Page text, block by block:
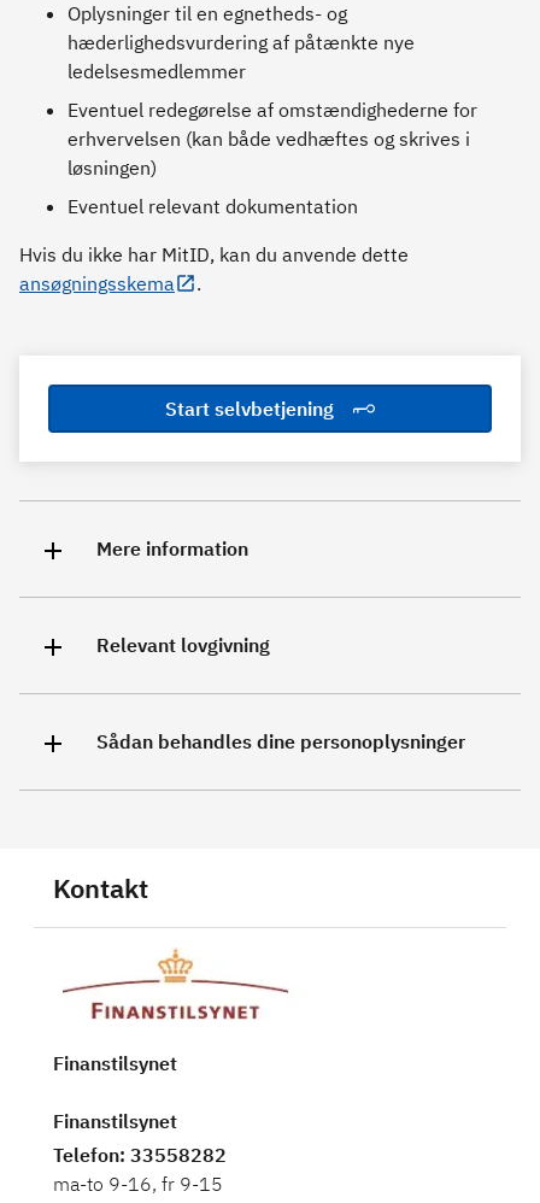
Oplysninger til en egnetheds- og
hæderlighedsvurdering af påtænkte nye
ledelsesmedlemmer
Eventuel redegørelse af omstændighederne for
erhvervelsen (kan både vedhæftes og skrives i
løsningen)
Eventuel relevant dokumentation
Hvis du ikke har MitID, kan du anvende dette
ansøgningsskema
.
Start selvbetjening
Mere information
Relevant lovgivning
Sådan behandles dine personoplysninger
Kontakt
Finanstilsynet
Finanstilsynet
Telefon: 33558282
ma-to 9-16, fr 9-15